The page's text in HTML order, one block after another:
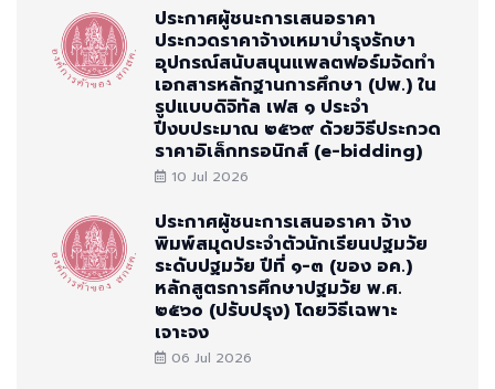
ประกาศผู้ชนะการเสนอราคา
ประกวดราคาจ้างเหมาบำรุงรักษา
อุปกรณ์สนับสนุนแพลตฟอร์มจัดทำ
เอกสารหลักฐานการศึกษา (ปพ.) ใน
รูปแบบดิจิทัล เฟส ๑ ประจำ
ปีงบประมาณ ๒๕๖๙ ด้วยวิธีประกวด
ราคาอิเล็กทรอนิกส์ (e-bidding)
10 Jul 2026
ประกาศผู้ชนะการเสนอราคา จ้าง
พิมพ์สมุดประจำตัวนักเรียนปฐมวัย
ระดับปฐมวัย ปีที่ ๑-๓ (ของ อค.)
หลักสูตรการศึกษาปฐมวัย พ.ศ.
๒๕๖๐ (ปรับปรุง) โดยวิธีเฉพาะ
เจาะจง
06 Jul 2026